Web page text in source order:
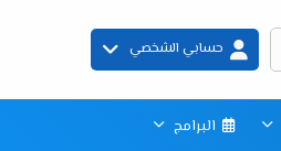
حسابي الشخصي
البرامج